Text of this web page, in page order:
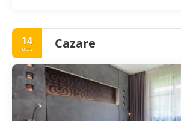
căldură.
• To'ata.
14
oct. Cazare